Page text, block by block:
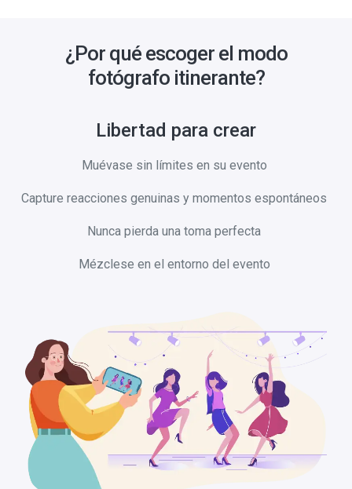
¿Por qué escoger el modo
fotógrafo itinerante?
Libertad para crear
Muévase sin límites en su evento
Capture reacciones genuinas y momentos espontáneos
Nunca pierda una toma perfecta
Mézclese en el entorno del evento